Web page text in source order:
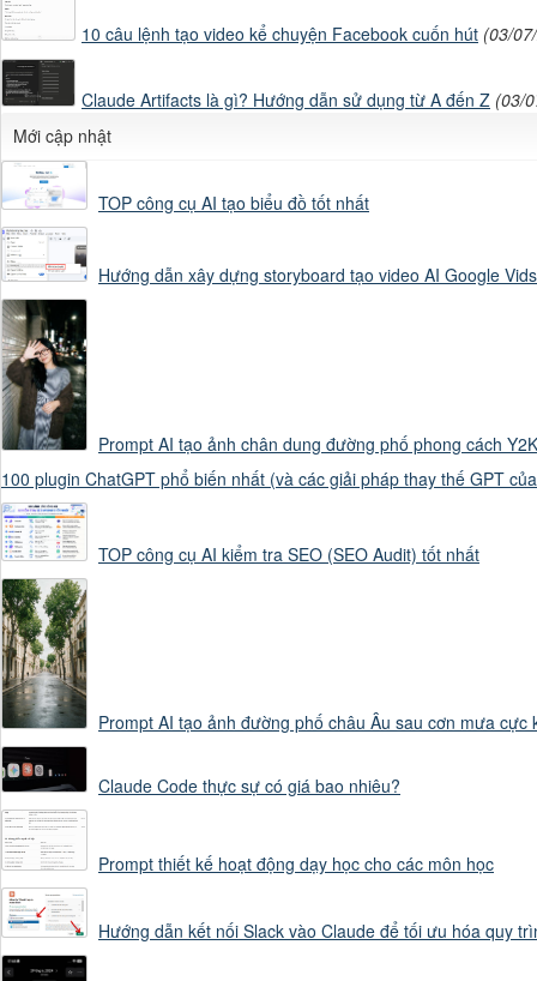
nhóm nhân vật.
Chỉ có:
01 cô giáo
04 học sinh
BẮT BUỘC giữ
khuôn mặt
kiểu tóc
màu tóc
màu da
10 câu lệnh tạo video kể chuyện Facebook cuốn hút (03/
Claude Artifacts là gì? Hướng dẫn sử dụng từ A đến Z (03/
Mới cập nhật
TOP công cụ AI tạo biểu đồ tốt nhất
Hướng dẫn xây dựng storyboard tạo video AI Google Vids
Prompt AI tạo ảnh chân dung đường phố phong cách
100 plugin ChatGPT phổ biến nhất (và các giải pháp thay thế GPT
TOP công cụ AI kiểm tra SEO (SEO Audit) tốt nhất
Prompt AI tạo ảnh đường phố châu Âu sau cơn mưa cực
Claude Code thực sự có giá bao nhiêu?
Prompt thiết kế hoạt động dạy học cho các môn học
Hướng dẫn kết nối Slack vào Claude để tối ưu hóa quy